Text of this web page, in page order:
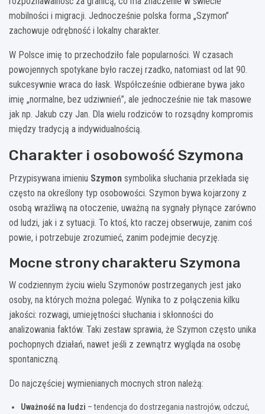
mobilności i migracji. Jednocześnie polska forma „Szymon”
zachowuje odrębność i lokalny charakter.
W Polsce imię to przechodziło fale popularności. W czasach
powojennych spotykane było raczej rzadko, natomiast od lat 90.
sukcesywnie wraca do łask. Współcześnie odbierane bywa jako
imię „normalne, bez udziwnień”, ale jednocześnie nie tak masowe
jak np. Jakub czy Jan. Dla wielu rodziców to rozsądny kompromis
między tradycją a indywidualnością.
Charakter i osobowość Szymona
Przypisywana imieniu Szymon symbolika słuchania przekłada się
często na określony typ osobowości. Szymon bywa kojarzony z
osobą wrażliwą na otoczenie, uważną na sygnały płynące zarówno
od ludzi, jak i z sytuacji. To ktoś, kto raczej obserwuje, zanim coś
powie, i potrzebuje zrozumieć, zanim podejmie decyzję.
Mocne strony charakteru Szymona
W codziennym życiu wielu Szymonów postrzeganych jest jako
osoby, na których można polegać. Wynika to z połączenia kilku
jakości: rozwagi, umiejętności słuchania i skłonności do
analizowania faktów. Taki zestaw sprawia, że Szymon często unika
pochopnych działań, nawet jeśli z zewnątrz wygląda na osobę
spontaniczną.
Do najczęściej wymienianych mocnych stron należą:
Uważność na ludzi – tendencja do dostrzegania nastrojów, odczuć,